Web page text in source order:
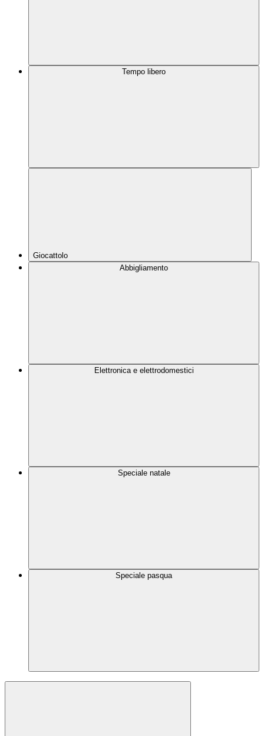
Tempo libero
Giocattolo
Abbigliamento
Elettronica e elettrodomestici
Speciale natale
Speciale pasqua